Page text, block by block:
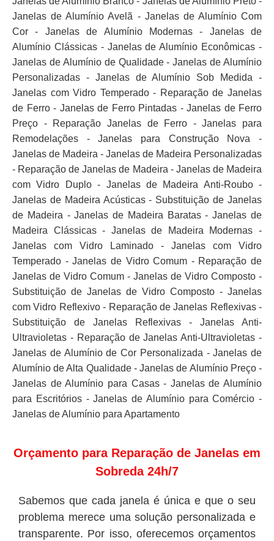
Janelas de Alumínio Avelã - Janelas de Alumínio Com
Cor - Janelas de Alumínio Modernas - Janelas de
Alumínio Clássicas - Janelas de Alumínio Econômicas -
Janelas de Alumínio de Qualidade - Janelas de Alumínio
Personalizadas - Janelas de Alumínio Sob Medida -
Janelas com Vidro Temperado - Reparação de Janelas
de Ferro - Janelas de Ferro Pintadas - Janelas de Ferro
Preço - Reparação Janelas de Ferro - Janelas para
Remodelações - Janelas para Construção Nova -
Janelas de Madeira - Janelas de Madeira Personalizadas
- Reparação de Janelas de Madeira - Janelas de Madeira
com Vidro Duplo - Janelas de Madeira Anti-Roubo -
Janelas de Madeira Acústicas - Substituição de Janelas
de Madeira - Janelas de Madeira Baratas - Janelas de
Madeira Clássicas - Janelas de Madeira Modernas -
Janelas com Vidro Laminado - Janelas com Vidro
Temperado - Janelas de Vidro Comum - Reparação de
Janelas de Vidro Comum - Janelas de Vidro Composto -
Substituição de Janelas de Vidro Composto - Janelas
com Vidro Reflexivo - Reparação de Janelas Reflexivas -
Substituição de Janelas Reflexivas - Janelas Anti-
Ultravioletas - Reparação de Janelas Anti-Ultravioletas -
Janelas de Alumínio de Cor Personalizada - Janelas de
Alumínio de Alta Qualidade - Janelas de Alumínio Preço -
Janelas de Alumínio para Casas - Janelas de Alumínio
para Escritórios - Janelas de Alumínio para Comércio -
Janelas de Alumínio para Apartamento
Orçamento para Reparação de Janelas em
Sobreda 24h/7
Sabemos que cada janela é única e que o seu
problema merece uma solução personalizada e
transparente. Por isso, oferecemos orçamentos